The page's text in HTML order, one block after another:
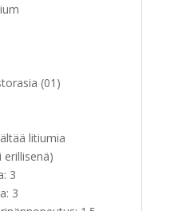
(01)
litiumia
erillisenä)
3
3